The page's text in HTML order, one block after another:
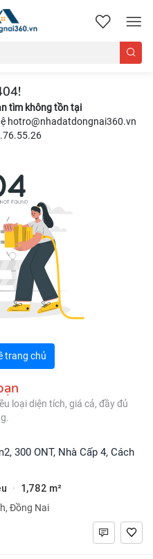
nhadatdongnai360.vn
tìm không tồn tại
hotro@nhadatdongnai360.vn
trang chủ
loại diện tích, giá cả, đầy đủ
· 1,782 m²
Đồng Nai